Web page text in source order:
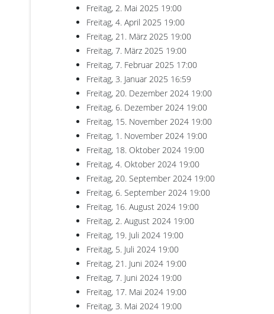
Freitag, 2. Mai 2025 19:00
Freitag, 4. April 2025 19:00
Freitag, 21. März 2025 19:00
Freitag, 7. März 2025 19:00
Freitag, 7. Februar 2025 17:00
Freitag, 3. Januar 2025 16:59
Freitag, 20. Dezember 2024 19:00
Freitag, 6. Dezember 2024 19:00
Freitag, 15. November 2024 19:00
Freitag, 1. November 2024 19:00
Freitag, 18. Oktober 2024 19:00
Freitag, 4. Oktober 2024 19:00
Freitag, 20. September 2024 19:00
Freitag, 6. September 2024 19:00
Freitag, 16. August 2024 19:00
Freitag, 2. August 2024 19:00
Freitag, 19. Juli 2024 19:00
Freitag, 5. Juli 2024 19:00
Freitag, 21. Juni 2024 19:00
Freitag, 7. Juni 2024 19:00
Freitag, 17. Mai 2024 19:00
Freitag, 3. Mai 2024 19:00